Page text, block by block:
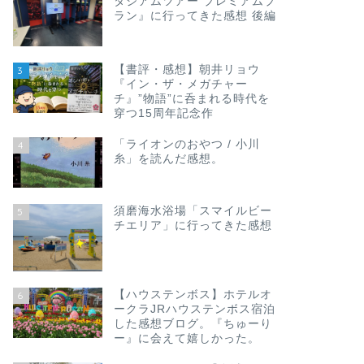
ラン』に行ってきた感想 後編
3
【書評・感想】朝井リョウ
『イン・ザ・メガチャー
チ』”物語”に呑まれる時代を
穿つ15周年記念作
4
「ライオンのおやつ / 小川
糸」を読んだ感想。
5
須磨海水浴場「スマイルビー
チエリア」に行ってきた感想
6
【ハウステンボス】ホテルオ
ークラJRハウステンボス宿泊
した感想ブログ。『ちゅーり
ー』に会えて嬉しかった。